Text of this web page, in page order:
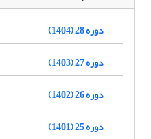
دوره 28 (1404)
دوره 27 (1403)
دوره 26 (1402)
دوره 25 (1401)